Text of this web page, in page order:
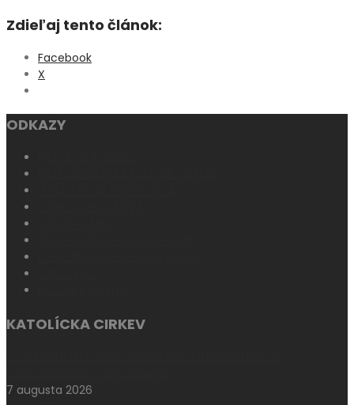
Zdieľaj tento článok:
Facebook
X
ODKAZY
KATOLÍCKA CIRKEV
7 augusta 2026